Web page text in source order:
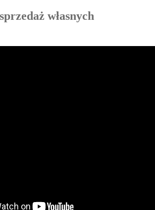
własnych